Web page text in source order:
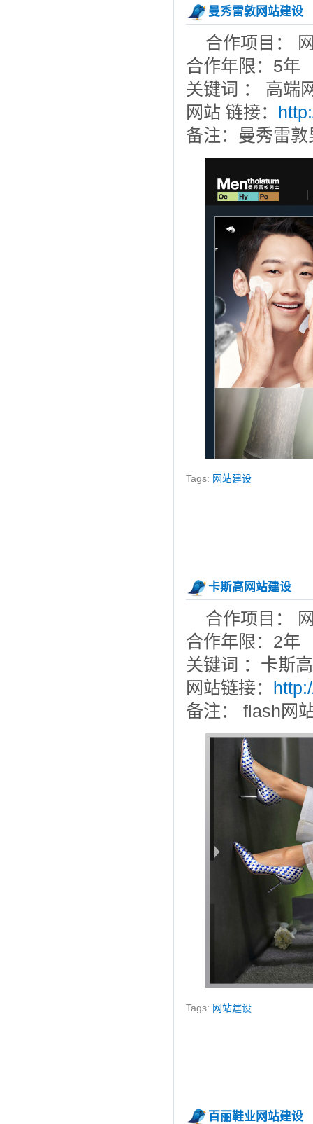
曼秀雷敦网站建设
合作项目：
合作年限：5年
关键词 ： 高端
网站 链接：
备注：曼秀雷敦
Tags: 网站建设
卡斯高网站建设
合作项目：
合作年限：2年
关键词 ：卡斯高
网站链接：
备注： flash网
Tags: 网站建设
百丽鞋业网站建设